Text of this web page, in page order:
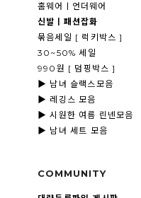
홈웨어ㅣ언더웨어
신발ㅣ패션잡화
묶음세일 [ 럭키박스 ]
30~50% 세일
990원 [ 덤핑박스 ]
▶ 남녀 슬랙스모음
▶ 레깅스 모음
▶ 시원한 여름 린넨모음
▶ 남녀 세트 모음
COMMUNITY